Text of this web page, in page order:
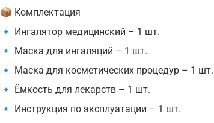
📦 Комплектация
🔹 Ингалятор медицинский – 1 шт.
🔹 Маска для ингаляций – 1 шт.
🔹 Маска для косметических процедур – 1 шт.
🔹 Ёмкость для лекарств – 1 шт.
🔹 Инструкция по эксплуатации – 1 шт.